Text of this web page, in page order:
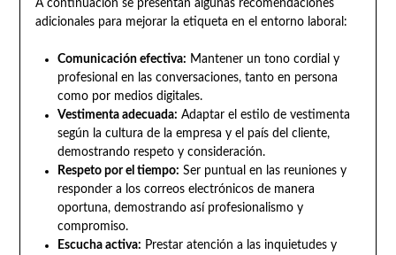
A continuación se presentan algunas recomendaciones
adicionales para mejorar la etiqueta en el entorno laboral:
Comunicación efectiva: Mantener un tono cordial y
profesional en las conversaciones, tanto en persona
como por medios digitales.
Vestimenta adecuada: Adaptar el estilo de vestimenta
según la cultura de la empresa y el país del cliente,
demostrando respeto y consideración.
Respeto por el tiempo: Ser puntual en las reuniones y
responder a los correos electrónicos de manera
oportuna, demostrando así profesionalismo y
compromiso.
Escucha activa: Prestar atención a las inquietudes y